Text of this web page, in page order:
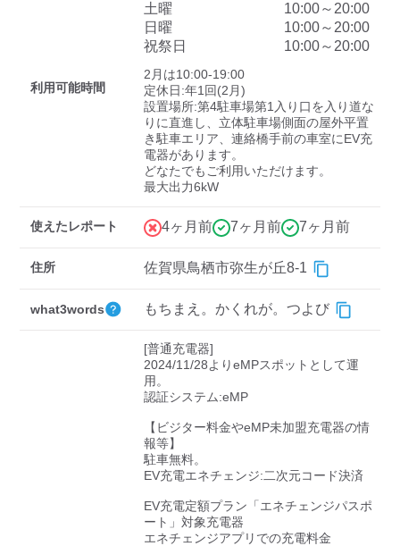
トヨタディーラーを表
充電器の出力
中速-20kW-以上 急速-44kW-以上
利用可能時間
土曜
10:00～20:00
日曜
10:00～20:00
祝祭日
10:00～20:00
2月は10:00-19:00
定休日:年1回(2月)
設置場所:第4駐車場第1入り口を入り道な
りに直進し、立体駐車場側面の屋外平置
き駐車エリア、連絡橋手前の車室にEV充
電器があります。
どなたでもご利用いただけます。
最大出力6kW
使えたレポート 4ヶ月前 7ヶ月前 7ヶ月前
住所 佐賀県鳥栖市弥生が丘8-1
what3words もちまえ。かくれが。つよび
[普通充電器]
2024/11/28よりeMPスポットとして運
用。
認証システム:eMP
【ビジター料金やeMP未加盟充電器の情
報等】
駐車無料。
EV充電エネチェンジ:二次元コード決済
EV充電定額プラン「エネチェンジパスポ
ート」対象充電器
エネチェンジアプリでの充電料金